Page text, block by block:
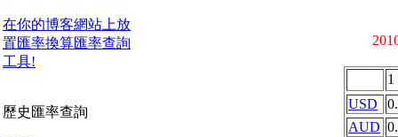
在你的博客網站上放
置匯率換算匯率查詢
工具!
歷史匯率查詢
1
USD
AUD